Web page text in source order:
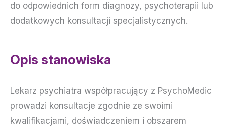
do odpowiednich form diagnozy, psychoterapii lub
dodatkowych konsultacji specjalistycznych.
Opis stanowiska
Lekarz psychiatra współpracujący z PsychoMedic
prowadzi konsultacje zgodnie ze swoimi
kwalifikacjami, doświadczeniem i obszarem